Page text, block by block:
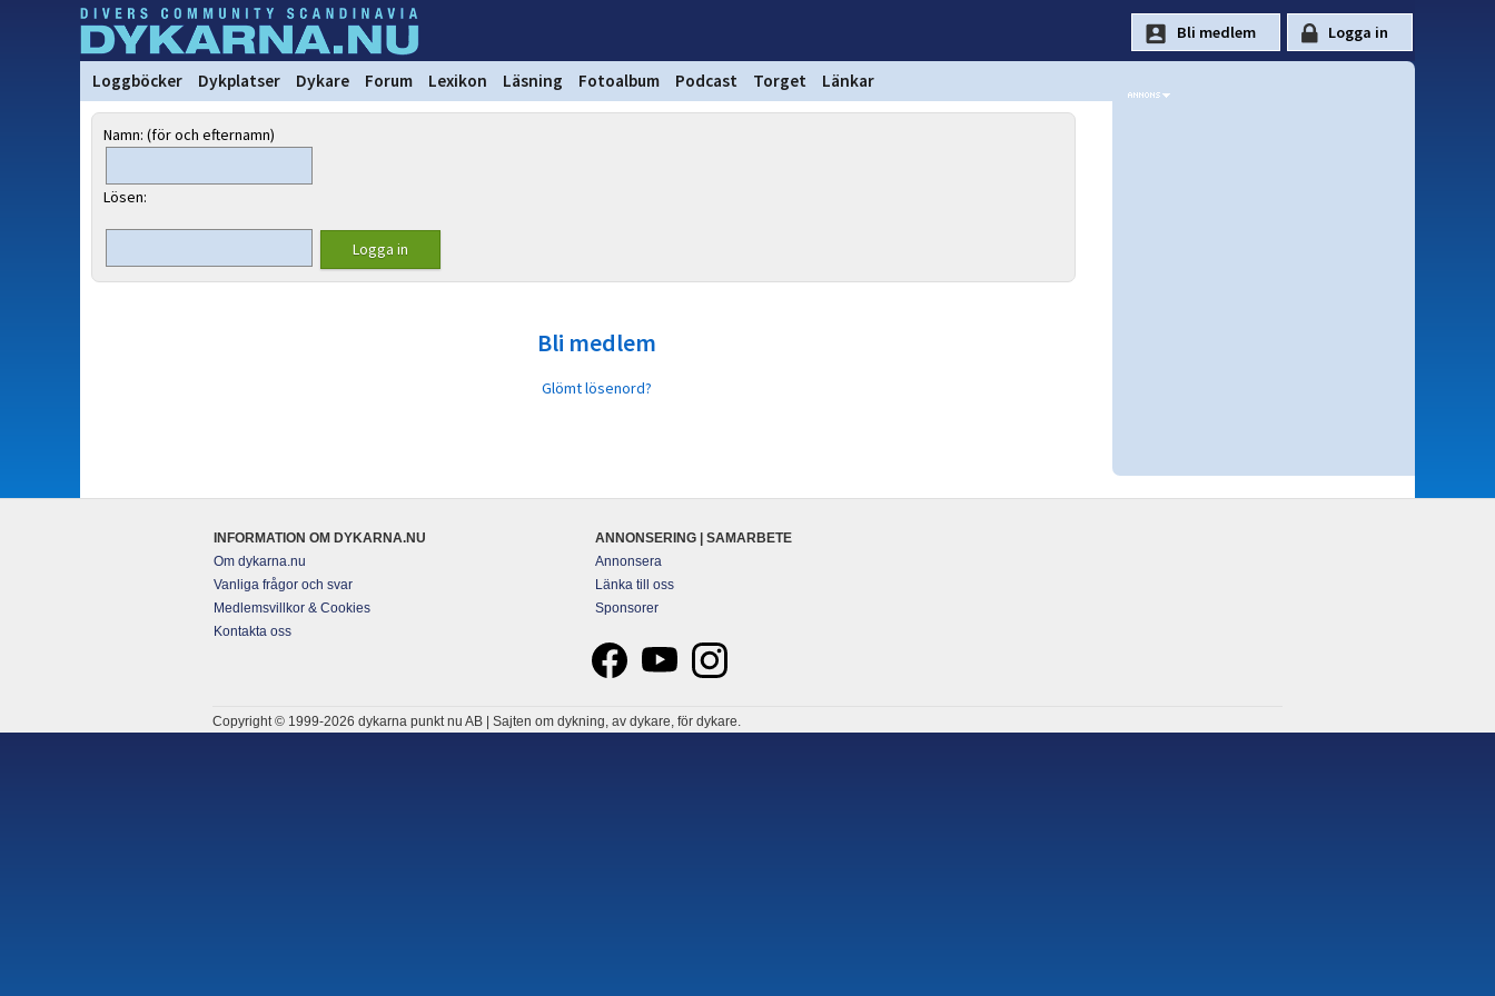
Loggböcker Dykplatser Dykare Forum Lexikon Läsning Fotoalbum Podcast Torget Länkar
Namn: (för och efternamn)
Lösen:
Bli medlem
Glömt lösenord?
INFORMATION OM DYKARNA.NU
Om dykarna.nu
Vanliga frågor och svar
Medlemsvillkor & Cookies
Kontakta oss
ANNONSERING | SAMARBETE
Annonsera
Länka till oss
Sponsorer
Copyright © 1999-2026 dykarna punkt nu AB | Sajten om dykning, av dykare, för dykare.